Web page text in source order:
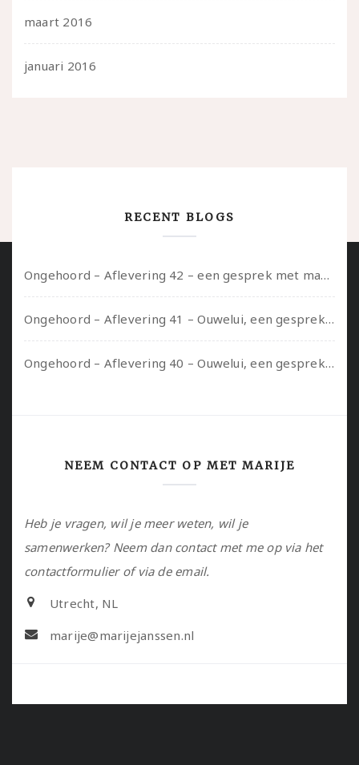
maart 2016
januari 2016
RECENT BLOGS
Ongehoord – Aflevering 42 – een gesprek met marijn over seksueel opbloeien, het ouderschap uitvinden en verschillende leeftijden in je mee dragen
Ongehoord – Aflevering 41 – Ouwelui, een gesprek met Marcelle over polyamorie op latere leeftijd, (mantel)zorg voor je partners en seksueel plezier.
Ongehoord – Aflevering 40 – Ouwelui, een gesprek met Sadie Lune over vormende relaties en de geschiedenis van de queer pornobeweging
NEEM CONTACT OP MET MARIJE
Heb je vragen, wil je meer weten, wil je
samenwerken? Neem dan contact met me op via het
contactformulier of via de email.
Utrecht, NL
marije@marijejanssen.nl